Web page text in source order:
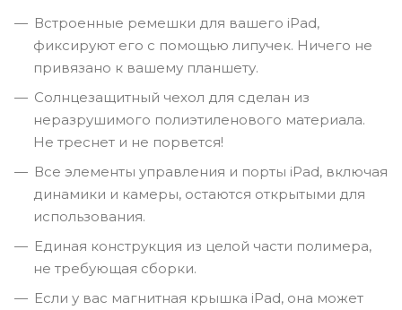
Встроенные ремешки для вашего iPad,
фиксируют его с помощью липучек. Ничего не
привязано к вашему планшету.
Солнцезащитный чехол для сделан из
неразрушимого полиэтиленового материала.
Не треснет и не порвется!
Все элементы управления и порты iPad, включая
динамики и камеры, остаются открытыми для
использования.
Единая конструкция из целой части полимера,
не требующая сборки.
Если у вас магнитная крышка iPad, она может